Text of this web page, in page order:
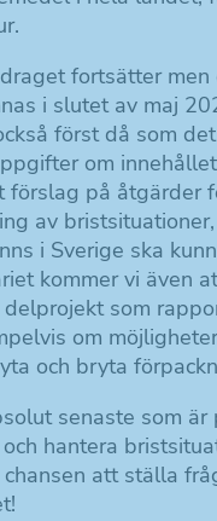
fortsätter men
i slutet av maj
först då som
om
förslag på åtgärder
av
i Sverige ska
kommer vi även
som
om
och bryta
senaste som är
hantera
att ställa